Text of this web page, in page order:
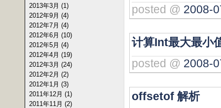
2013年3月 (1)
2012年9月 (4)
2012年7月 (4)
2012年6月 (10)
2012年5月 (4)
2012年4月 (19)
2012年3月 (24)
2012年2月 (2)
2012年1月 (3)
2011年12月 (1)
2011年11月 (2)
posted @ 2008-
计算Int最大最小
posted @ 2008-
offsetof 解析